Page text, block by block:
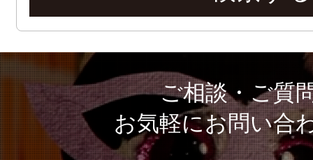
ご相談・ご質
お気軽にお問い合